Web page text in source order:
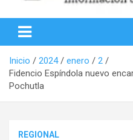
PubliMar
Inicio 2024 enero
2
Fidencio Espíndola nuevo
Pochutla
REGIONAL